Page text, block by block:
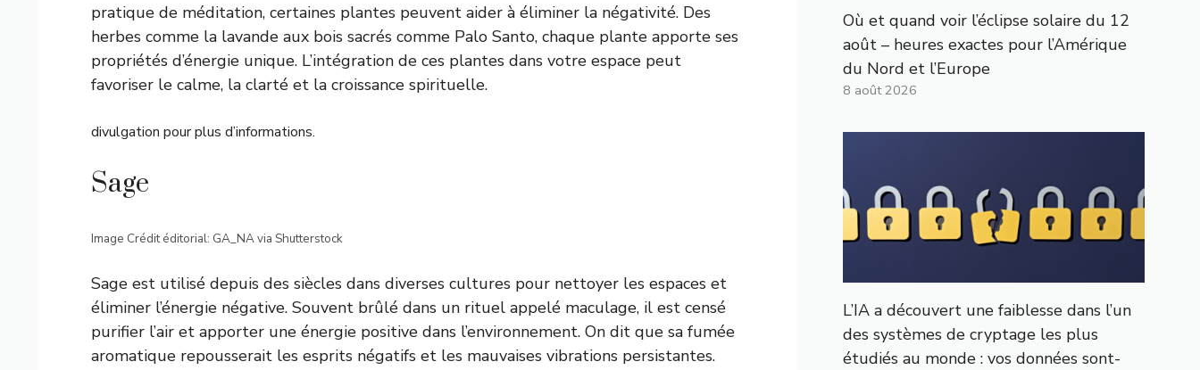
pratique de méditation, certaines plantes peuvent aider à éliminer la négativité. Des
herbes comme la lavande aux bois sacrés comme Palo Santo, chaque plante apporte ses
propriétés d’énergie unique. L’intégration de ces plantes dans votre espace peut
favoriser le calme, la clarté et la croissance spirituelle.
divulgation pour plus d’informations.
Sage
Image Crédit éditorial: GA_NA via Shutterstock
Sage est utilisé depuis des siècles dans diverses cultures pour nettoyer les espaces et
éliminer l’énergie négative. Souvent brûlé dans un rituel appelé maculage, il est censé
purifier l’air et apporter une énergie positive dans l’environnement. On dit que sa fumée
aromatique repousserait les esprits négatifs et les mauvaises vibrations persistantes.
Où et quand voir l’éclipse solaire du 12
août – heures exactes pour l’Amérique
du Nord et l’Europe
8 août 2026
L’IA a découvert une faiblesse dans l’un
des systèmes de cryptage les plus
étudiés au monde : vos données sont-